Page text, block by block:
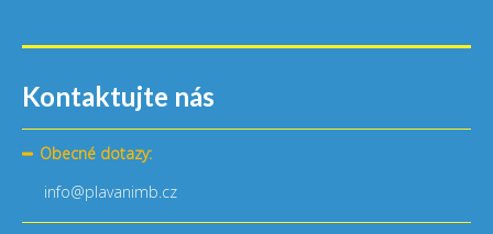
Kontaktujte nás
Obecné dotazy:
info@plavanimb.cz